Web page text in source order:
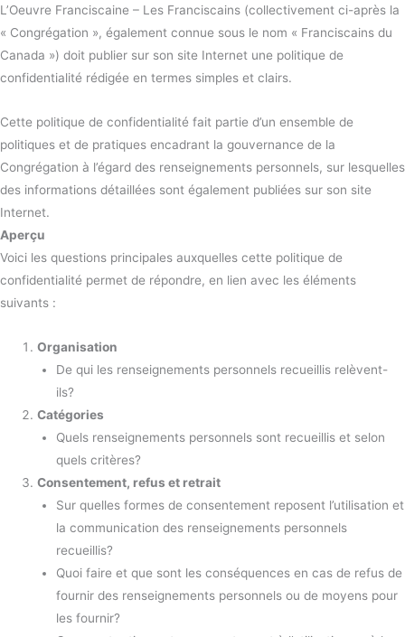
L’Oeuvre Franciscaine – Les Franciscains (collectivement ci-après la
« Congrégation », également connue sous le nom « Franciscains du
Canada ») doit publier sur son site Internet une politique de
confidentialité rédigée en termes simples et clairs.
Cette politique de confidentialité fait partie d’un ensemble de
politiques et de pratiques encadrant la gouvernance de la
Congrégation à l’égard des renseignements personnels, sur lesquelles
des informations détaillées sont également publiées sur son site
Internet.
Aperçu
Voici les questions principales auxquelles cette politique de
confidentialité permet de répondre, en lien avec les éléments
suivants :
Organisation
De qui les renseignements personnels recueillis relèvent-
ils?
Catégories
Quels renseignements personnels sont recueillis et selon
quels critères?
Consentement, refus et retrait
Sur quelles formes de consentement reposent l’utilisation et
la communication des renseignements personnels
recueillis?
Quoi faire et que sont les conséquences en cas de refus de
fournir des renseignements personnels ou de moyens pour
les fournir?